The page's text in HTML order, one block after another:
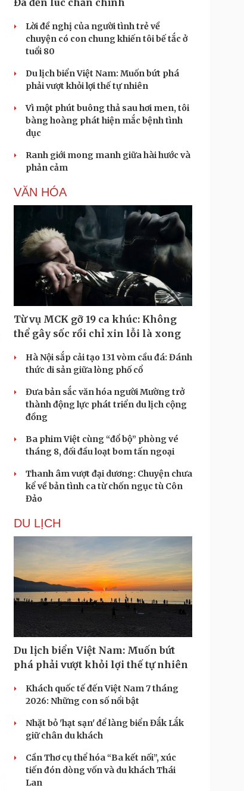
Đã đến lúc chấn chỉnh
Lời đề nghị của người tình trẻ về
chuyện có con chung khiến tôi bế tắc ở
tuổi 80
Du lịch biển Việt Nam: Muốn bứt phá
phải vượt khỏi lợi thế tự nhiên
Vì một phút buông thả sau hơi men, tôi
bàng hoàng phát hiện mắc bệnh tình
dục
Ranh giới mong manh giữa hài hước và
phản cảm
VĂN HÓA
Từ vụ MCK gỡ 19 ca khúc: Không
thể gây sốc rồi chỉ xin lỗi là xong
Hà Nội sắp cải tạo 131 vòm cầu đá: Đánh
thức di sản giữa lòng phố cổ
Đưa bản sắc văn hóa người Mường trở
thành động lực phát triển du lịch cộng
đồng
Ba phim Việt cùng “đổ bộ” phòng vé
tháng 8, đối đầu loạt bom tấn ngoại
Thanh âm vượt đại dương: Chuyện chưa
kể về bản tình ca từ chốn ngục tù Côn
Đảo
DU LỊCH
Du lịch biển Việt Nam: Muốn bứt
phá phải vượt khỏi lợi thế tự nhiên
Khách quốc tế đến Việt Nam 7 tháng
2026: Những con số nổi bật
Nhặt bỏ 'hạt sạn' để làng biển Đắk Lắk
giữ chân du khách
Cần Thơ cụ thể hóa “Ba kết nối”, xúc
tiến đón dòng vốn và du khách Thái
Lan